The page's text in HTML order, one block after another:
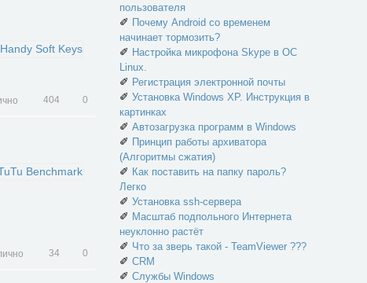
404 0
34 0
пользователя
✐ Почему Android со временем
начинает тормозить?
✐ Настройка микрофона Skype в ОС
Linux.
✐ Регистрация электронной почты
✐ Установка Windows XP. Инструкция в
картинках
✐ Автозагрузка программ в Windows
✐ Принцип работы архиватора
(Алгоритмы сжатия)
✐ Как поставить на папку пароль?
Легко
✐ Установка ssh-сервера
✐ Масштаб подпольного Интернета
неуклонно растёт
✐ Что за зверь такой - TeamViewer ???
✐ CRM
✐ Службы Windows